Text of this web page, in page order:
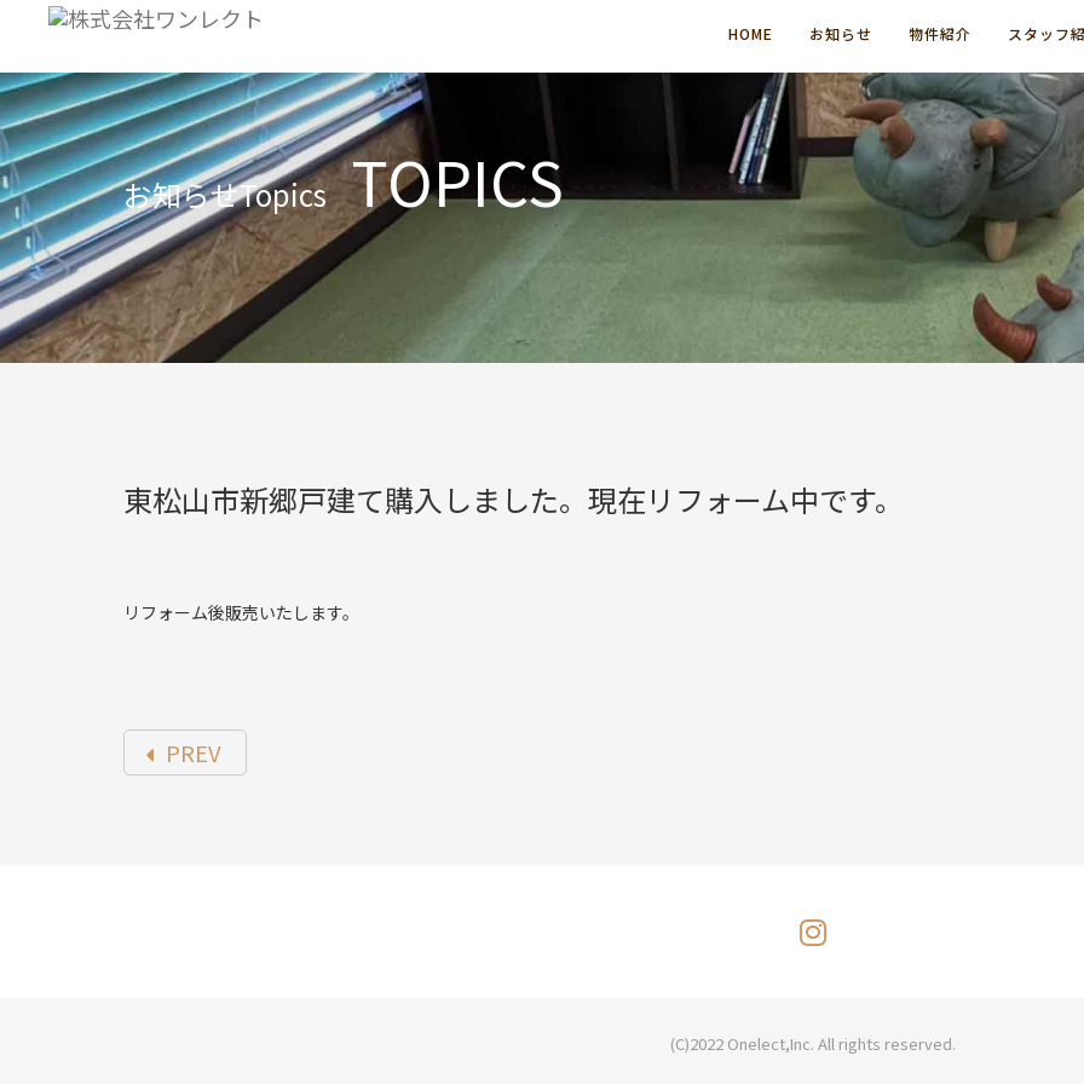
HOME お知らせ 物件紹介 スタッフ
お知らせTopics TOPICS
東松山市新郷戸建て購入しました。現在リフォーム中です。
リフォーム後販売いたします。
PREV
(C)2022 Onelect,Inc. All rights reserved.